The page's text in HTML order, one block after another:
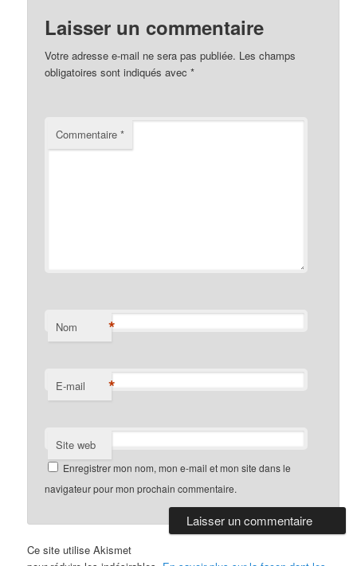
Laisser un commentaire
Votre adresse e-mail ne sera pas publiée. Les champs
obligatoires sont indiqués avec*
Commentaire*
Nom *
E-mail *
Site web
Enregistrer mon nom, mon e-mail et mon site dans le
navigateur pour mon prochain commentaire.
Ce site utilise Akismet